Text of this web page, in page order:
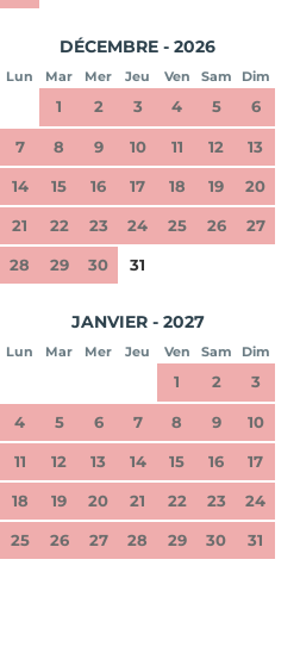
DÉCEMBRE - 2026
Lun Mar Mer Jeu Ven Sam Dim
1 2 3 4 5 6
7 8 9 10 11 12 13
14 15 16 17 18 19 20
21 22 23 24 25 26 27
28 29 30 31
JANVIER - 2027
Lun Mar Mer Jeu Ven Sam Dim
1 2 3
4 5 6 7 8 9 10
11 12 13 14 15 16 17
18 19 20 21 22 23 24
25 26 27 28 29 30 31